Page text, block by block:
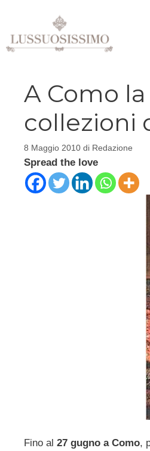
contenuto
A Como
collezioni
8 Maggio 2010 di Redazione
Spread the love
Fino al 27 gugno a Como,